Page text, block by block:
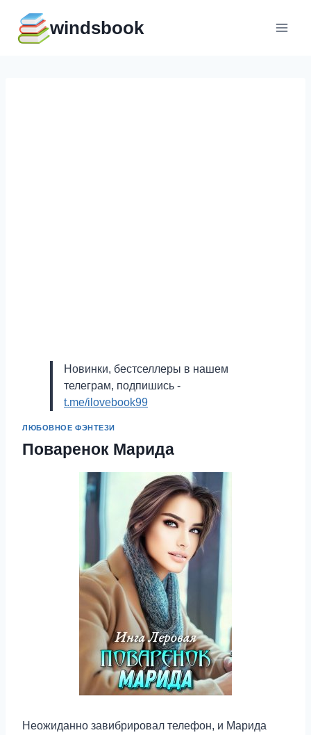
содержимому
windsbook
Новинки, бестселлеры в нашем
телеграм, подпишись -
t.me/ilovebook99
ЛЮБОВНОЕ ФЭНТЕЗИ
Поваренок Марида
Неожиданно завибрировал телефон, и Марида